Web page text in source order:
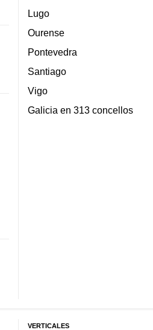
Lugo
Ourense
Pontevedra
Santiago
Vigo
Galicia en 313 concellos
VERTICALES